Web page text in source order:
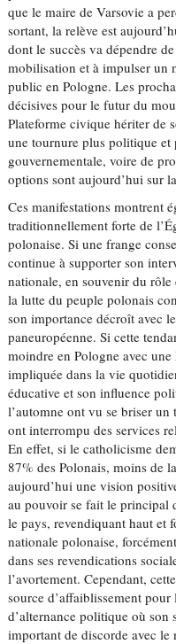
que le maire de Varsovie a
sortant, la relève est
dont le succès va dépendre
mobilisation et à impulser un
public en Pologne. Les
décisives pour le futur du
Plateforme civique hériter de
une tournure plus politique et
gouvernementale, voire de
options sont aujourd’hui sur
Ces manifestations montrent
traditionnellement forte de
polonaise. Si une frange
continue à supporter son
nationale, en souvenir du
la lutte du peuple polonais
son importance décroît avec
paneuropéenne. Si cette
moindre en Pologne avec
impliquée dans la vie
éducative et son influence
l’automne ont vu se briser
ont interrompu des services
En effet, si le catholicisme
87% des Polonais, moins de
aujourd’hui une vision
au pouvoir se fait le principal
le pays, revendiquant haut et
nationale polonaise,
dans ses revendications
l’avortement. Cependant,
source d’affaiblissement
d’alternance politique où son
important de discorde avec le